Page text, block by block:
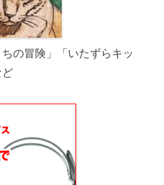
の冒険」「いたずらキッ
ど